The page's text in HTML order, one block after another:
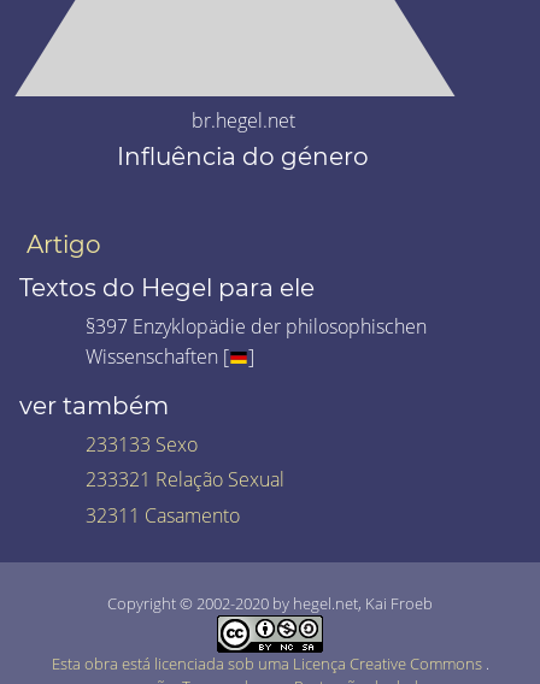
br.hegel.net
Influência do género
Artigo
Textos do Hegel para ele
§397 Enzyklopädie der philosophischen
Wissenschaften [
]
ver também
233133 Sexo
233321 Relação Sexual
32311 Casamento
Copyright © 2002-2020 by hegel.net, Kai Froeb
Esta obra está licenciada sob uma Licença Creative Commons .